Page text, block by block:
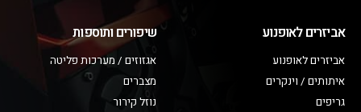
אביזרים לאופנוע
אביזרים לאופנוע
איתותים / וינקרים
גריפים
שיפורים ותוספות
אגזוזים / מערכות פליטה
מצברים
נוזל קירור